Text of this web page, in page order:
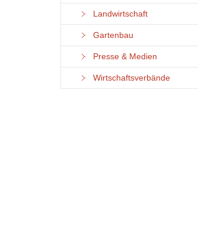
Landwirtschaft
Gartenbau
Presse & Medien
Wirtschaftsverbände